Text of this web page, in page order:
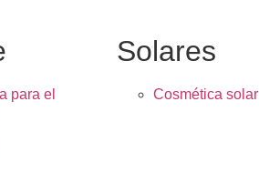
para el
Solares
Cosmética solar